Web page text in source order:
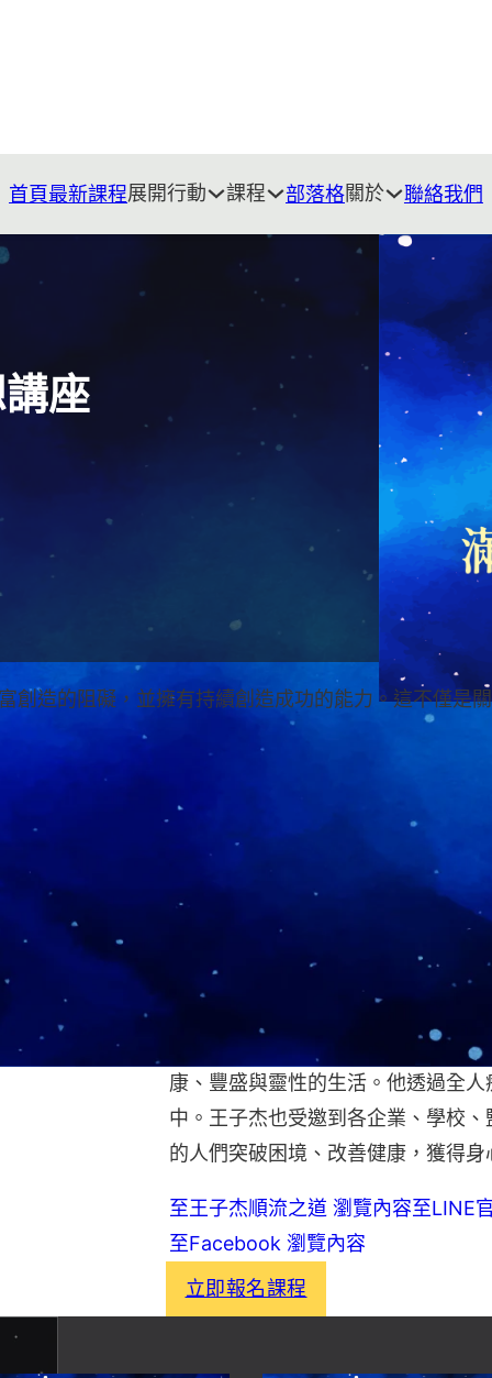
首頁最新課程展開行動 課程 部落格關於 聯絡我們
座
創造的阻礙，並擁有持續創造成功的能力。這不僅是
梵宇全人療癒學院創辦人，具備超
展的身體結構調整系統，完全跳脫
貫，從根本解決現代人常見的反覆
此外，王子杰致力於透過精油、花
康、豐盛與靈性的生活。他透過全
中。王子杰也受邀到各企業、學校
的人們突破困境、改善健康，獲得身
至王子杰順流之道 瀏覽內容至LINE
至Facebook 瀏覽內容
立即報名課程